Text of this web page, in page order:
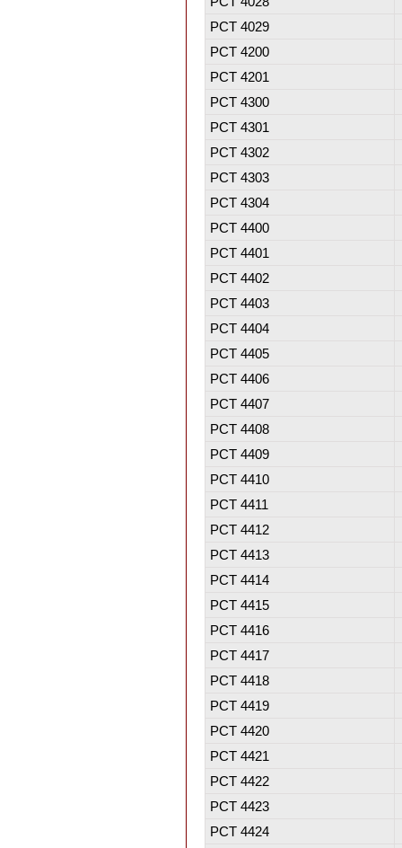
PCT 4029
PCT 4200
PCT 4201
PCT 4300
PCT 4301
PCT 4302
PCT 4303
PCT 4304
PCT 4400
PCT 4401
PCT 4402
PCT 4403
PCT 4404
PCT 4405
PCT 4406
PCT 4407
PCT 4408
PCT 4409
PCT 4410
PCT 4411
PCT 4412
PCT 4413
PCT 4414
PCT 4415
PCT 4416
PCT 4417
PCT 4418
PCT 4419
PCT 4420
PCT 4421
PCT 4422
PCT 4423
PCT 4424